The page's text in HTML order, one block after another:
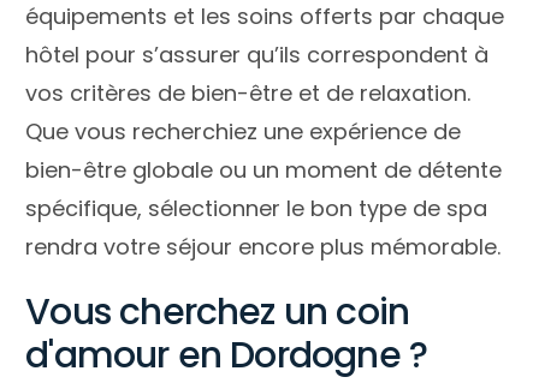
équipements et les soins offerts par chaque
hôtel pour s’assurer qu’ils correspondent à
vos critères de bien-être et de relaxation.
Que vous recherchiez une expérience de
bien-être globale ou un moment de détente
spécifique, sélectionner le bon type de spa
rendra votre séjour encore plus mémorable.
Vous cherchez un coin
d'amour en Dordogne ?